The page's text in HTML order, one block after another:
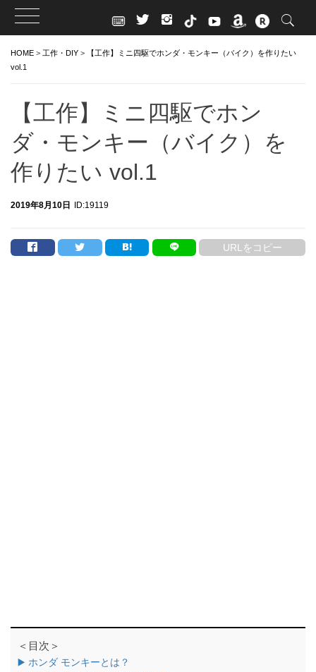
HOME > 工作・DIY >
【工作】ミニ四駆でホンダ・モンキー（バイク）を作りたい
vol.1
【工作】ミニ四駆でホン
ダ・モンキー（バイク）を
作りたい vol.1
2019年8月10日 ID:19119
URLをコピー
＜目次＞
▶️ ホンダ モンキーとは？